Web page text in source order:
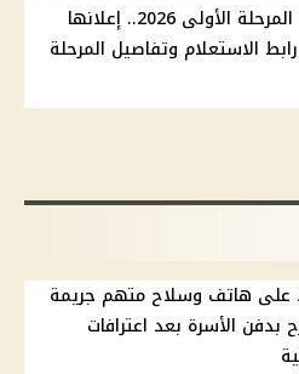
نتيجة تنسيق المرحلة الأولى 2026.. إعلانها
الاستعلام وتفاصيل المرحلة
على هاتف وسلاح متهم جريمة
بدفن الأسرة بعد اعترافات